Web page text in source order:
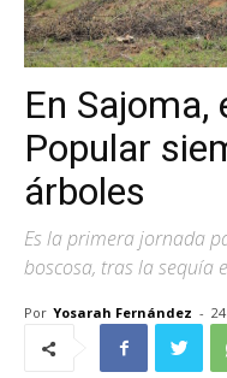
En Sajoma,
Popular
árboles
Es la primera jornada
boscosa, tras la sequía
Por Yosarah Fernández -